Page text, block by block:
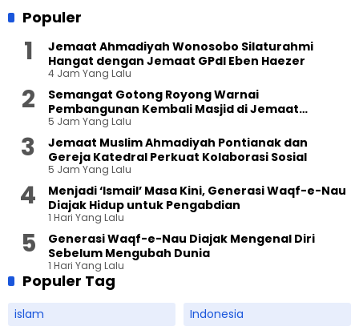
Populer
Jemaat Ahmadiyah Wonosobo Silaturahmi
Hangat dengan Jemaat GPdI Eben Haezer
4 Jam Yang Lalu
Semangat Gotong Royong Warnai
Pembangunan Kembali Masjid di Jemaat
Ahmadiyah Sukapura
5 Jam Yang Lalu
Jemaat Muslim Ahmadiyah Pontianak dan
Gereja Katedral Perkuat Kolaborasi Sosial
5 Jam Yang Lalu
Menjadi ‘Ismail’ Masa Kini, Generasi Waqf-e-Nau
Diajak Hidup untuk Pengabdian
1 Hari Yang Lalu
Generasi Waqf-e-Nau Diajak Mengenal Diri
Sebelum Mengubah Dunia
1 Hari Yang Lalu
Populer Tag
islam
Indonesia